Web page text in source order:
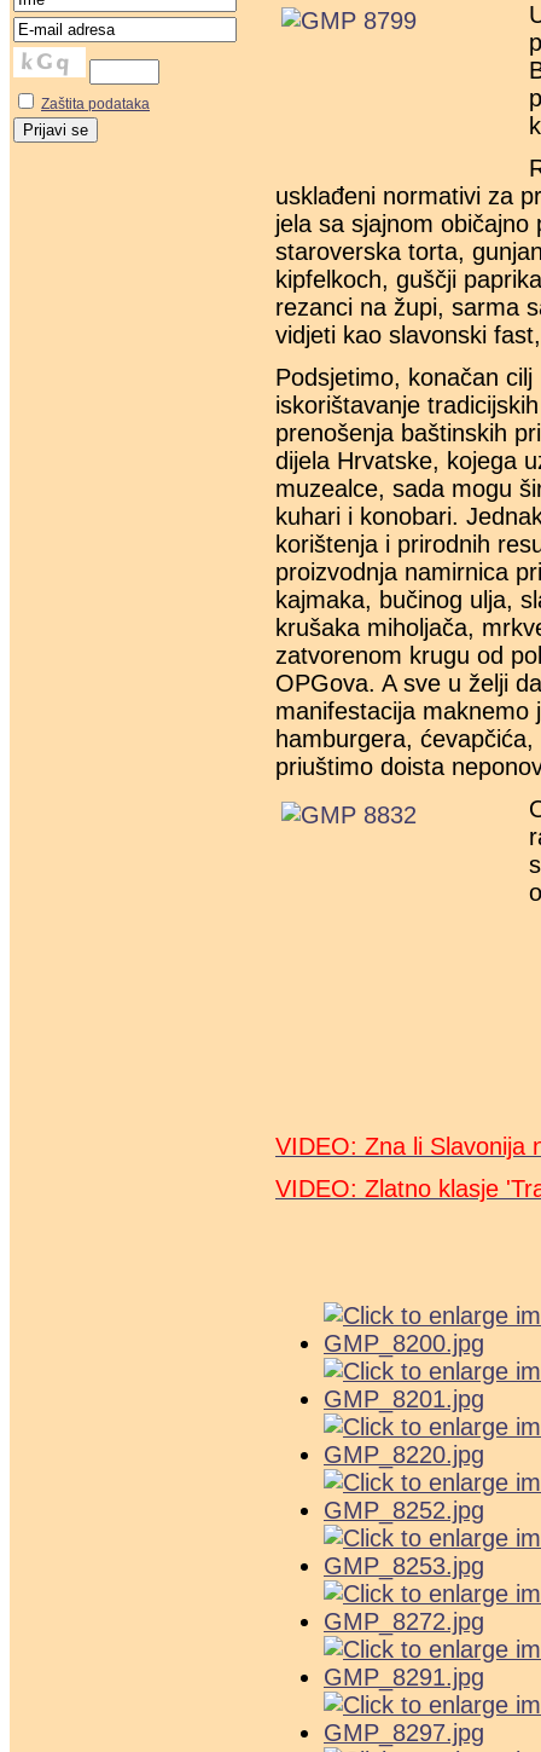
Zaštita podataka
usklađeni normativi za
jela sa sjajnom
staroverska torta,
kipfelkoch, guščji
rezanci na župi, sarma
vidjeti kao slavonski
Podsjetimo, konačan
iskorištavanje
prenošenja baštinskih
dijela Hrvatske, kojega
muzealce, sada mogu
kuhari i konobari.
korištenja i prirodnih
proizvodnja namirnica
kajmaka, bučinog ulja,
krušaka miholjača,
zatvorenom krugu od
OPGova. A sve u želji
manifestacija
hamburgera,
priuštimo doista
VIDEO: Zna li Slavonija
VIDEO: Zlatno klasje